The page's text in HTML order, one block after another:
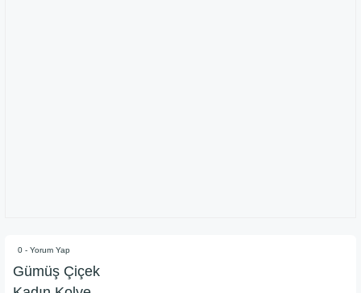
0 - Yorum Yap
​Gümüş Çiçek